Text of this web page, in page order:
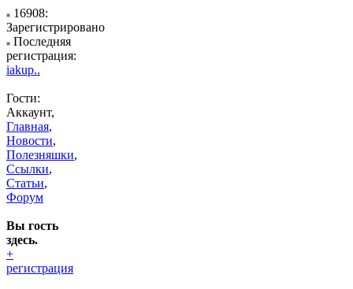
16908:
Зарегистрировано
Последняя
регистрация:
iakup..
Гости:
Аккаунт,
Главная,
Новости,
Полезняшки,
Ссылки,
Статьи,
Форум
Вы гость
здесь.
+
регистрация